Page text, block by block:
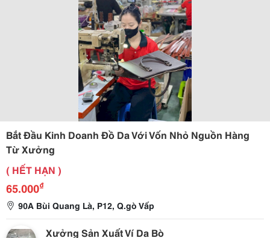
Bắt Đầu Kinh Doanh Đồ Da Với Vốn Nhỏ Nguồn Hàng
Từ Xưởng
( HẾT HẠN )
65.000₫
90A Bùi Quang Là, P12, Q.gò Vấp
Xưởng Sản Xuất Ví Da Bò